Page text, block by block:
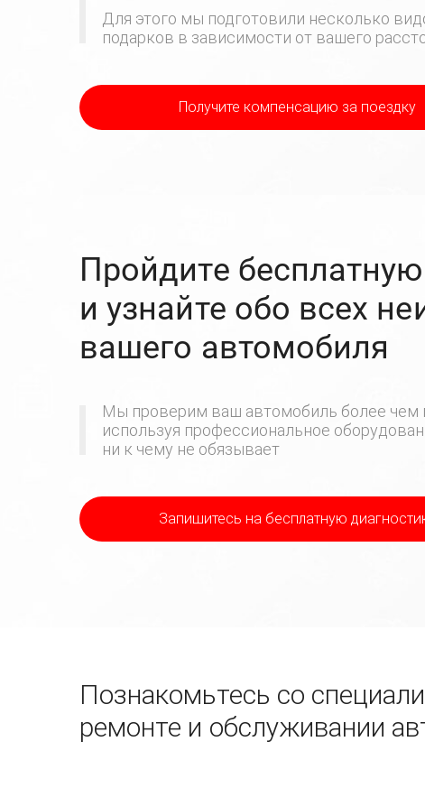
Для этого мы подготовили несколько
подарков в зависимости от вашего
Получите компенсацию за поездку
Пройдите
и узнайте обо всех
вашего автомобиля
Мы проверим ваш автомобиль более чем
используя профессиональное
ни к чему не обязывает
Запишитесь на бесплатную
Познакомьтесь со
ремонте и обслуживании